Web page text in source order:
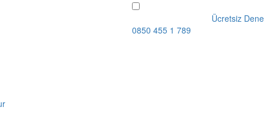
Ücretsiz Dene
0850 455 1 789